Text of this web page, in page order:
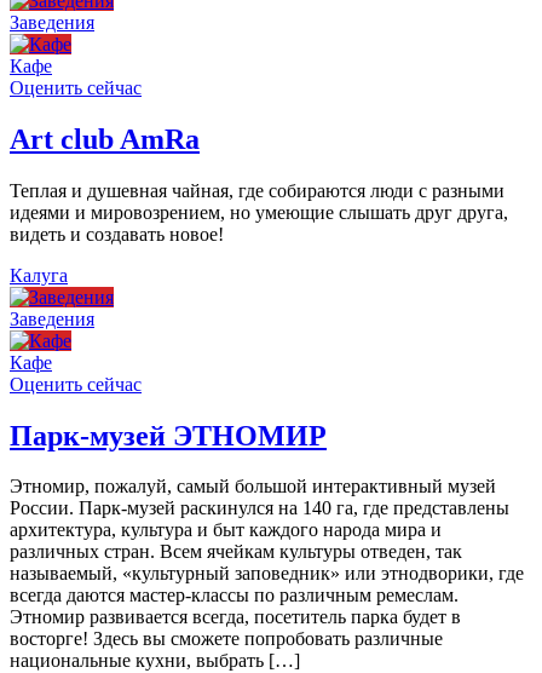
Заведения
Кафе
Оценить сейчас
Art сlub AmRa
Теплая и душевная чайная, где собираются люди с разными
идеями и мировозрением, но умеющие слышать друг друга,
видеть и создавать новое!
Калуга
Заведения
Кафе
Оценить сейчас
Парк-музей ЭТНОМИР
Этномир, пожалуй, самый большой интерактивный музей
России. Парк-музей раскинулся на 140 га, где представлены
архитектура, культура и быт каждого народа мира и
различных стран. Всем ячейкам культуры отведен, так
называемый, «культурный заповедник» или этнодворики, где
всегда даются мастер-классы по различным ремеслам.
Этномир развивается всегда, посетитель парка будет в
восторге! Здесь вы сможете попробовать различные
национальные кухни, выбрать […]